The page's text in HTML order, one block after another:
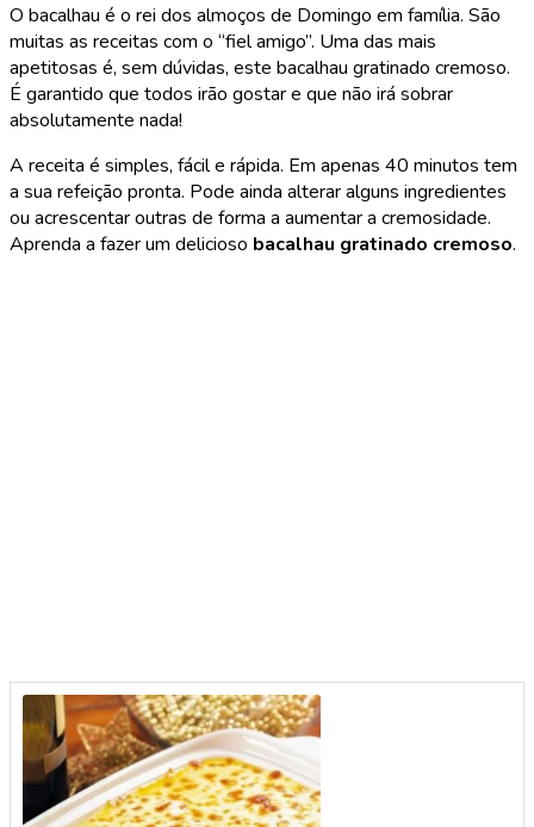
O bacalhau é o rei dos almoços de Domingo em família. São
muitas as receitas com o “fiel amigo”. Uma das mais
apetitosas é, sem dúvidas, este bacalhau gratinado cremoso.
É garantido que todos irão gostar e que não irá sobrar
absolutamente nada!
A receita é simples, fácil e rápida. Em apenas 40 minutos tem
a sua refeição pronta. Pode ainda alterar alguns ingredientes
ou acrescentar outras de forma a aumentar a cremosidade.
Aprenda a fazer um delicioso bacalhau gratinado cremoso.